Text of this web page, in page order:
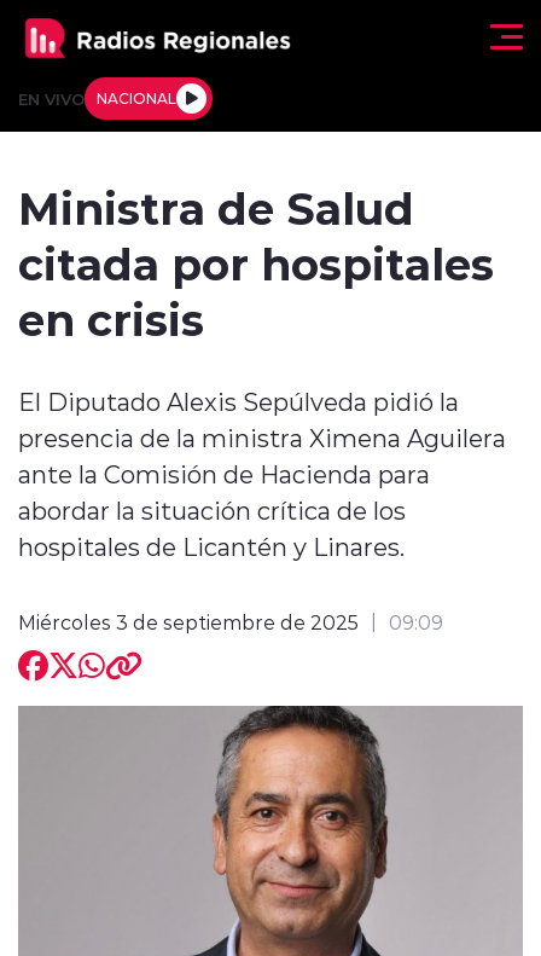
EN VIVO NACIONAL
Tendencias
Internacional
Regiones al Aire
Entrevistas
modo claro
Ministra de Salud
citada por hospitales
en crisis
El Diputado Alexis Sepúlveda pidió la
presencia de la ministra Ximena Aguilera
ante la Comisión de Hacienda para
abordar la situación crítica de los
hospitales de Licantén y Linares.
Miércoles 3 de septiembre de 2025 09:09